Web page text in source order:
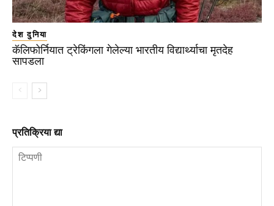
देश दुनिया
कॅलिफोर्नियात ट्रेकिंगला गेलेल्या भारतीय विद्यार्थ्याचा मृतदेह
सापडला
प्रतिक्रिया द्या